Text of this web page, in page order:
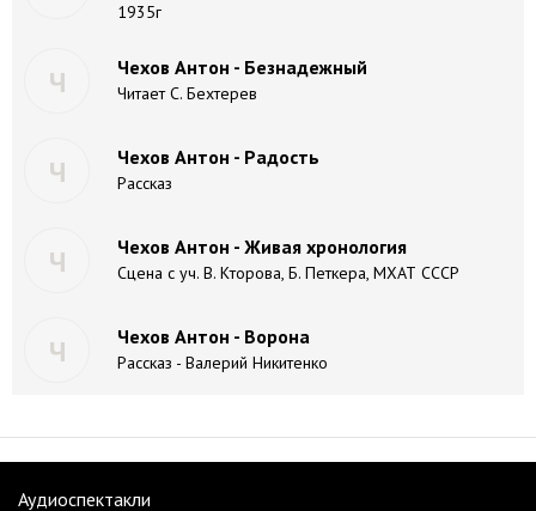
1935г
Ч Чехов Антон - Безнадежный
Читает C. Бехтерев
Ч Чехов Антон - Радость
Рассказ
Ч Чехов Антон - Живая хронология
Сцена с уч. В. Кторова, Б. Петкера, МХАТ СССР
Ч Чехов Антон - Ворона
Рассказ - Валерий Никитенко
Аудиоспектакли